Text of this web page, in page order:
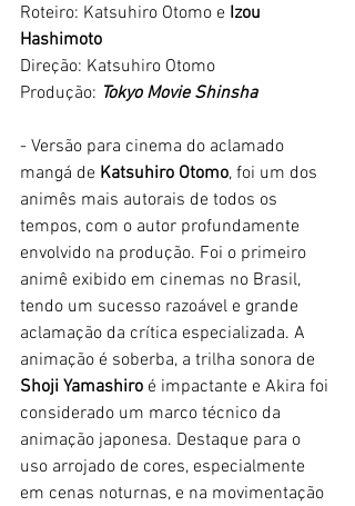
Roteiro: Katsuhiro Otomo e Izou
Hashimoto
Direção: Katsuhiro Otomo
Produção: Tokyo Movie Shinsha
- Versão para cinema do aclamado
mangá de Katsuhiro Otomo, foi um dos
animês mais autorais de todos os
tempos, com o autor profundamente
envolvido na produção. Foi o primeiro
animê exibido em cinemas no Brasil,
tendo um sucesso razoável e grande
aclamação da crítica especializada. A
animação é soberba, a trilha sonora de
Shoji Yamashiro é impactante e Akira foi
considerado um marco técnico da
animação japonesa. Destaque para o
uso arrojado de cores, especialmente
em cenas noturnas, e na movimentação